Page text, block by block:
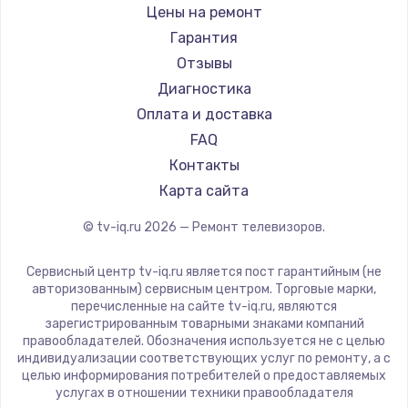
Замена видеокарты
1600 руб.
Ремонт разъема питания
880 руб.
Заказать
Замена видеочипа
Заказать
Замена северного моста
2600 руб.
Заказать
Daewoo
Centek
Telefunken
Hyundai
Doffler
Hiper
Grundig
HITACHI
Yandex
National
iFFALCON
Tuvio
Nord
Цены на ремонт
Гарантия
Отзывы
Диагностика
Оплата и доставка
FAQ
Контакты
Карта сайта
© tv-iq.ru 2026 — Ремонт телевизоров.
Сервисный центр tv-iq.ru является пост гарантийным (не
авторизованным) сервисным центром. Торговые марки,
перечисленные на сайте tv-iq.ru, являются
зарегистрированным товарными знаками компаний
правообладателей. Обозначения используется не с целью
индивидуализации соответствующих услуг по ремонту, а с
целью информирования потребителей о предоставляемых
услугах в отношении техники правообладателя